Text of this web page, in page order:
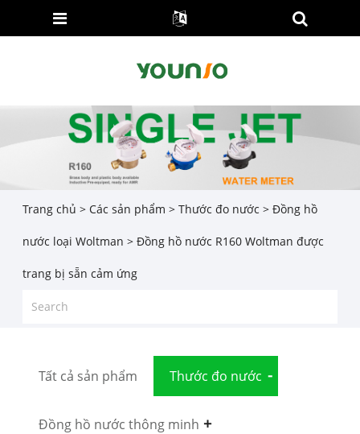
Trang chủ > Các sản phẩm > Thước đo nước > Đồng hồ
nước loại Woltman > Đồng hồ nước R160 Woltman được
trang bị sẵn cảm ứng
Tất cả sản phẩm Thước đo nước
Đồng hồ nước thông minh